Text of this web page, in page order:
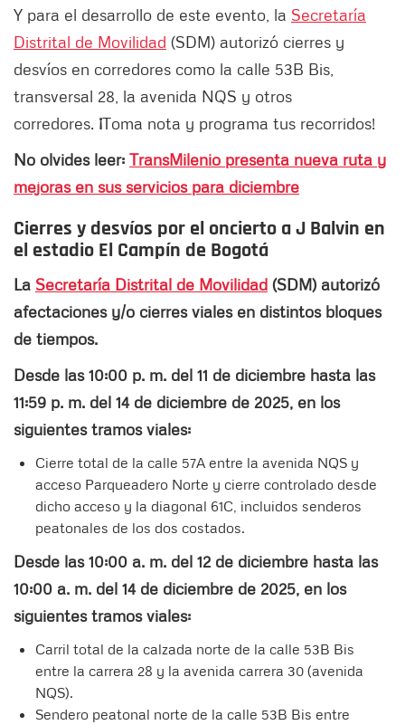
Y para el desarrollo de este evento, la Secretaría
Distrital de Movilidad (SDM) autorizó cierres y
desvíos en corredores como la calle 53B Bis,
transversal 28, la avenida NQS y otros
corredores. ¡Toma nota y programa tus recorridos!
No olvides leer: TransMilenio presenta nueva ruta y
mejoras en sus servicios para diciembre
Cierres y desvíos por el oncierto a J Balvin en
el estadio El Campín de Bogotá
La Secretaría Distrital de Movilidad (SDM) autorizó
afectaciones y/o cierres viales en distintos bloques
de tiempos.
Desde las 10:00 p. m. del 11 de diciembre hasta las
11:59 p. m. del 14 de diciembre de 2025, en los
siguientes tramos viales:
Cierre total de la calle 57A entre la avenida NQS y
acceso Parqueadero Norte y cierre controlado desde
dicho acceso y la diagonal 61C, incluidos senderos
peatonales de los dos costados.
Desde las 10:00 a. m. del 12 de diciembre hasta las
10:00 a. m. del 14 de diciembre de 2025, en los
siguientes tramos viales:
Carril total de la calzada norte de la calle 53B Bis
entre la carrera 28 y la avenida carrera 30 (avenida
NQS).
Sendero peatonal norte de la calle 53B Bis entre